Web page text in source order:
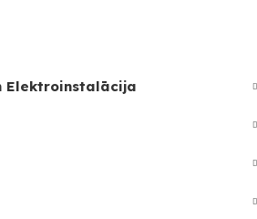
Elektroinstalācija